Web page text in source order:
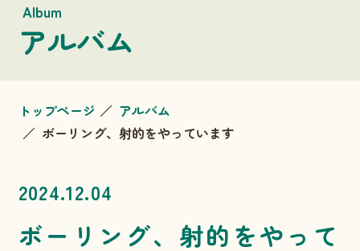
Album
アルバム
トップページ
アルバム
ボーリング、射的をやっています
2024.12.04
ボーリング、射的をやって